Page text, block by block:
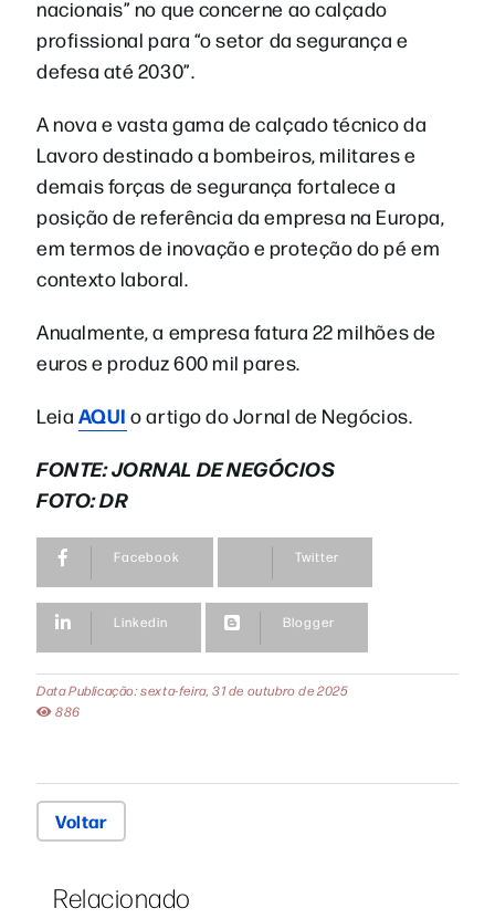
nacionais” no que concerne ao calçado
profissional para “o setor da segurança e
defesa até 2030”.
A nova e vasta gama de calçado técnico da
Lavoro destinado a bombeiros, militares e
demais forças de segurança fortalece a
posição de referência da empresa na Europa,
em termos de inovação e proteção do pé em
contexto laboral.
Anualmente, a empresa fatura 22 milhões de
euros e produz 600 mil pares.
Leia AQUI o artigo do Jornal de Negócios.
FONTE: JORNAL DE NEGÓCIOS
FOTO: DR
Facebook Twitter
Linkedin Blogger
Data Publicação: sexta-feira, 31 de outubro de 2025
886
Voltar
Relacionado